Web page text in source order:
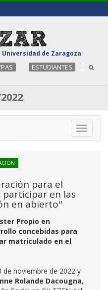
Universidad de Zaragoza
ESTUDIANTES
Toggle
para el
en las
en abierto"
Propio en
concebidas para
matriculado en el
de noviembre de 2022 y
Rolande Dacougna,